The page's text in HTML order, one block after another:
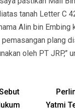
tanah Letter C
Alin bin Embing
pemasangan plang
oleh PT JRP,”
Yatmi